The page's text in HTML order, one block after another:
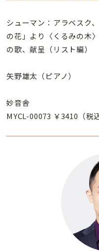
シューマン：アラベスク
の花」より〈くるみの木
の歌、献呈（リスト編）
矢野雄太（ピアノ）
妙音舎
MYCL-00073 ￥3410（税込